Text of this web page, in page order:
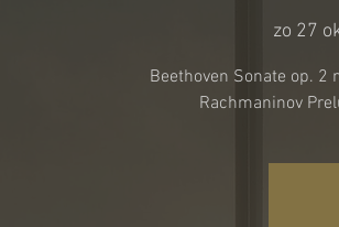
zo 27
Beethoven Sonate op. 2
Rachmaninov